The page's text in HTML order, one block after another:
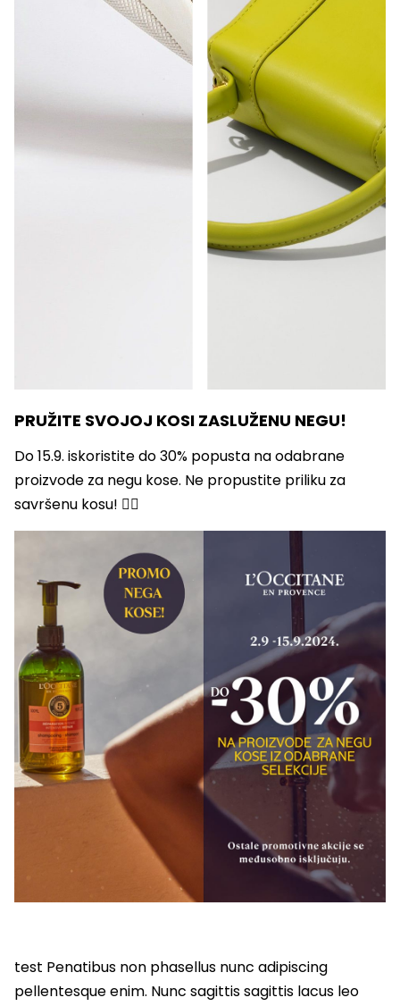
PRUŽITE SVOJOJ KOSI ZASLUŽENU NEGU!
Do 15.9. iskoristite do 30% popusta na odabrane
proizvode za negu kose. Ne propustite priliku za
savršenu kosu! 💇‍♀️
test Penatibus non phasellus nunc adipiscing
pellentesque enim. Nunc sagittis sagittis lacus leo